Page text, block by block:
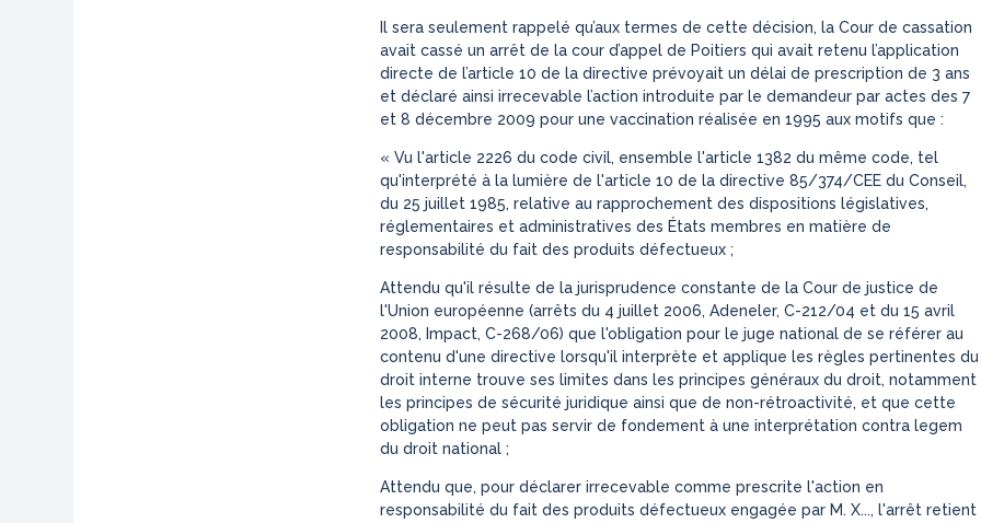
Il sera seulement rappelé qu’aux termes de cette décision, la Cour de cassation
avait cassé un arrêt de la cour d’appel de Poitiers qui avait retenu l’application
directe de l’article 10 de la directive prévoyait un délai de prescription de 3 ans
et déclaré ainsi irrecevable l’action introduite par le demandeur par actes des 7
et 8 décembre 2009 pour une vaccination réalisée en 1995 aux motifs que :
« Vu l'article 2226 du code civil, ensemble l'article 1382 du même code, tel
qu'interprété à la lumière de l'article 10 de la directive 85/374/CEE du Conseil,
du 25 juillet 1985, relative au rapprochement des dispositions législatives,
réglementaires et administratives des États membres en matière de
responsabilité du fait des produits défectueux ;
Attendu qu'il résulte de la jurisprudence constante de la Cour de justice de
l'Union européenne (arrêts du 4 juillet 2006, Adeneler, C-212/04 et du 15 avril
2008, Impact, C-268/06) que l'obligation pour le juge national de se référer au
contenu d'une directive lorsqu'il interprète et applique les règles pertinentes du
droit interne trouve ses limites dans les principes généraux du droit, notamment
les principes de sécurité juridique ainsi que de non-rétroactivité, et que cette
obligation ne peut pas servir de fondement à une interprétation contra legem
du droit national ;
Attendu que, pour déclarer irrecevable comme prescrite l'action en
responsabilité du fait des produits défectueux engagée par M. X..., l'arrêt retient